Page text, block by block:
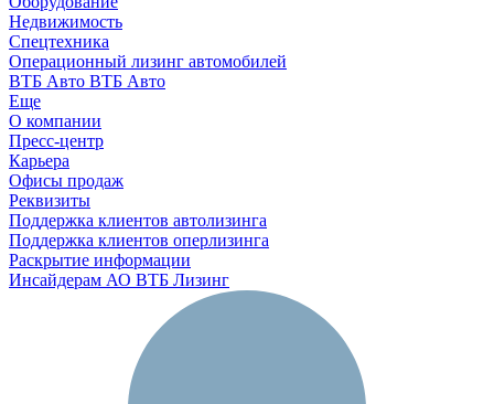
Недвижимость
Спецтехника
Операционный лизинг автомобилей
ВТБ Авто ВТБ Авто
Еще
О компании
Пресс-центр
Карьера
Офисы продаж
Реквизиты
Поддержка клиентов автолизинга
Поддержка клиентов оперлизинга
Раскрытие информации
Инсайдерам АО ВТБ Лизинг